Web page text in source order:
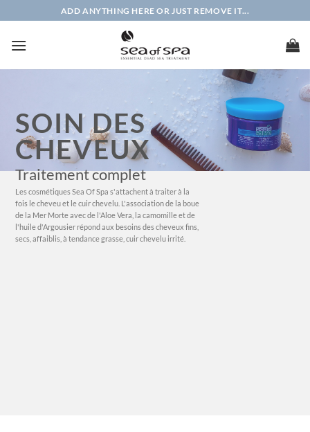
au
contenu
ADD ANYTHING HERE OR JUST REMOVE IT...
SOIN DES
CHEVEUX
Traitement complet
Les cosmétiques Sea Of Spa s'attachent à traiter à la
fois le cheveu et le cuir chevelu. L'association de la boue
de la Mer Morte avec de l'Aloe Vera, la camomille et de
l'huile d'Argousier répond aux besoins des cheveux fins,
secs, affaiblis, à tendance grasse, cuir chevelu irrité.